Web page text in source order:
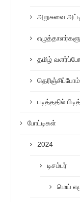
அறுசுவை
தமிழ்
படித்ததில்
போட்டிகள்
2024
டிசம்பர்
மெய்